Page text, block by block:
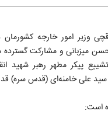
وزیر امور خارجه
میزبانی و مشارکت گسترده
پیکر مطهر رهبر شهید
سید علی خامنه‌ای (قدس سره)
است: